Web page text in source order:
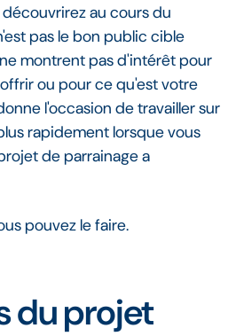
au cours du
pas le bon public cible
montrent pas d'intérêt pour
ou pour ce qu'est votre
l'occasion de travailler sur
rapidement lorsque vous
de parrainage a
pouvez le faire.
du projet